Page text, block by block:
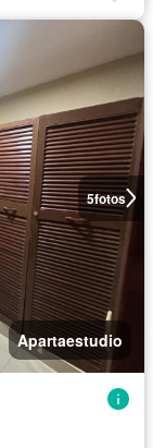
5fotos
Apartaestudio